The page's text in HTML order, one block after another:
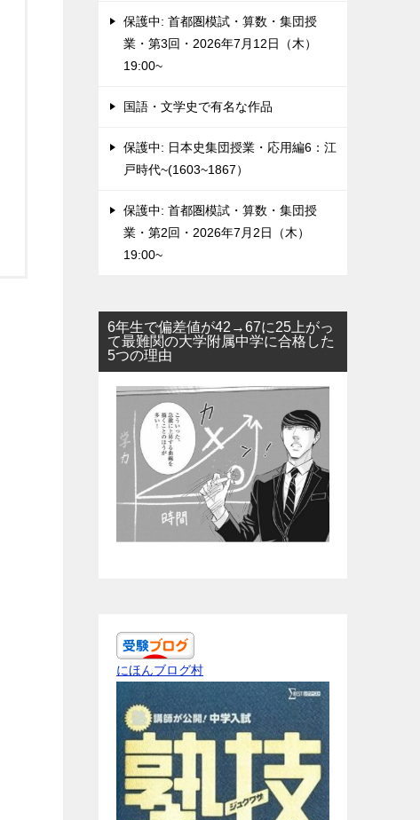
保護中: 首都圏模試・算数・集団授
業・第3回・2026年7月12日（木）
19:00~
国語・文学史で有名な作品
保護中: 日本史集団授業・応用編6：江
戸時代~(1603~1867）
保護中: 首都圏模試・算数・集団授
業・第2回・2026年7月2日（木）
19:00~
6年生で偏差値が42→67に25上がっ
て最難関の大学附属中学に合格した
5つの理由
にほんブログ村